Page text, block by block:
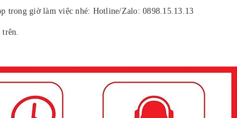
trong giờ làm việc nhé: Hotline/Zalo: 0898.15.13.13